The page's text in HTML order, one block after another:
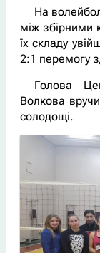
На
між збірними
їх складу
2:1 перемогу
Голова
Волкова
солодощі.